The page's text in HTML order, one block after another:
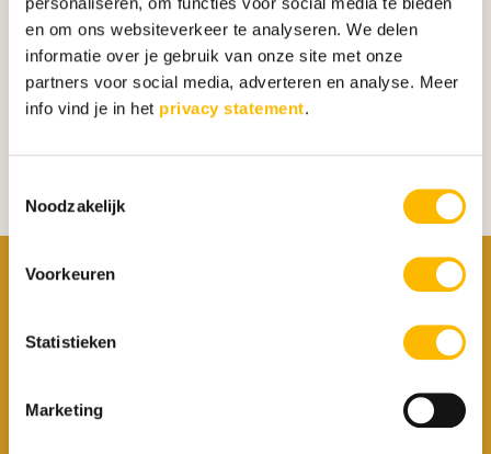
en om ons websiteverkeer te analyseren. We delen
informatie over je gebruik van onze site met onze
partners voor social media, adverteren en analyse. Meer
info vind je in het privacy statement.
Noodzakelijk
Voorkeuren
Statistieken
Marketing
wanneer er sprake is van
een bovengemiddelde intelligentie
er sprake van
creatievehoogbegaafdheid.
Wil je meer ontdekken
over wat
hoogbegaafdheid is en
meebrengt?